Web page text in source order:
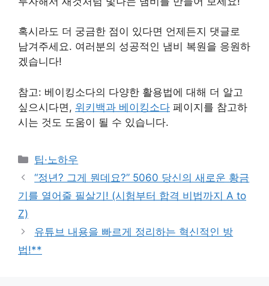
혹시라도 더 궁금한 점이 있다면 언제든지 댓글로
남겨주세요. 여러분의 성공적인 냄비 복원을 응원하
겠습니다!
참고: 베이킹소다의 다양한 활용법에 대해 더 알고
싶으시다면, 위키백과 베이킹소다 페이지를 참고하
시는 것도 도움이 될 수 있습니다.
Categories
팁·노하우
“정년? 그게 뭔데요?” 5060 당신의 새로운 황금
기를 열어줄 필살기! (시험부터 합격 비법까지 A to
Z)
유튜브 내용을 빠르게 정리하는 혁신적인 방
법!**